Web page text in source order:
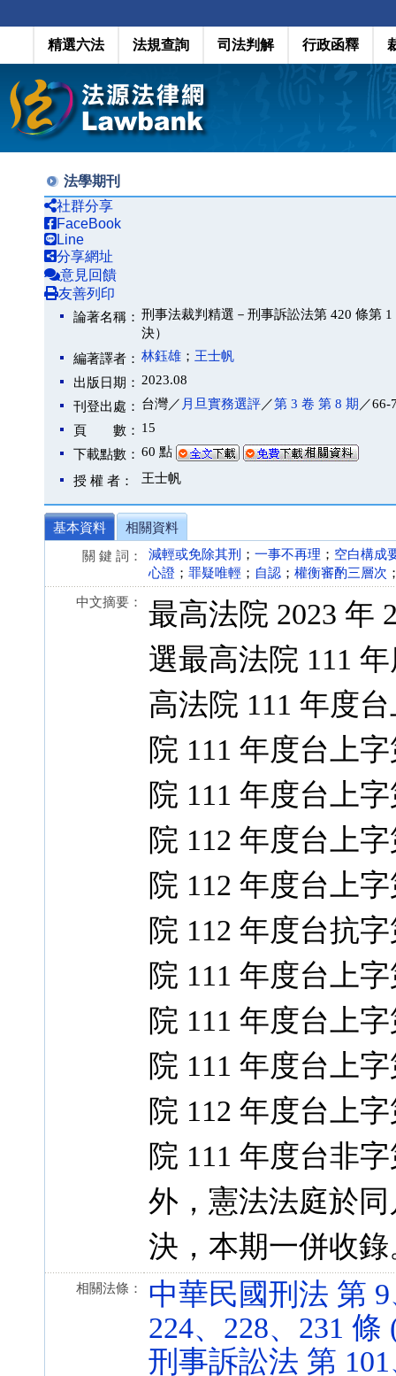
精選六法 法規查詢 司法判解 行政函釋
法學期刊
社群分享
FaceBook
Line
分享網址
意見回饋
友善列印
論著名稱： 刑事法裁判精選－刑事訴訟法第 420 條第
決）
編著譯者： 林鈺雄 ； 王士帆
出版日期： 2023.08
刊登出處： 台灣／ 月旦實務選評／第 3 卷 第 8 期 ／66-
頁 數： 15
下載點數： 60 點
授 權 者： 王士帆
基本資料
相關資料
關 鍵 詞：
減輕或免除其刑 ； 一事不再理 ； 空白構成
心證 ； 罪疑唯輕 ； 自認 ； 權衡審酌三層次
中文摘要：
最高法院 2023 年
選最高法院 111
高法院 111 年度
院 111 年度台上
院 111 年度台上
院 112 年度台上
院 112 年度台上
院 112 年度台抗
院 111 年度台上
院 111 年度台上
院 111 年度台上
院 112 年度台上
院 111 年度台非
外，憲法法庭於
決，本期一併收錄
相關法條：
中華民國刑法 第 9
224、228、231 條
刑事訴訟法 第 101